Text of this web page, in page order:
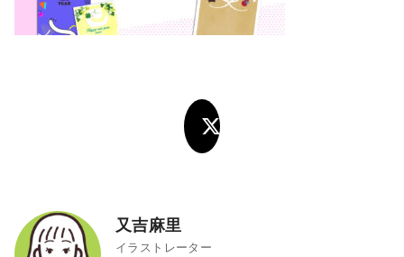
又吉麻里
イラストレーター